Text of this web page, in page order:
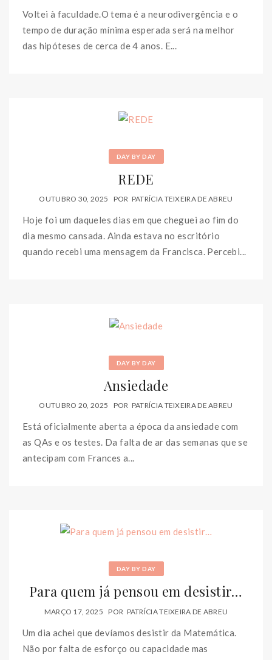
Voltei à faculdade.O tema é a neurodivergência e o
tempo de duração mínima esperada será na melhor
das hipóteses de cerca de 4 anos. E...
DAY BY DAY
REDE
OUTUBRO 30, 2025 POR PATRÍCIA TEIXEIRA DE ABREU
Hoje foi um daqueles dias em que cheguei ao fim do
dia mesmo cansada. Ainda estava no escritório
quando recebi uma mensagem da Francisca. Percebi...
DAY BY DAY
Ansiedade
OUTUBRO 20, 2025 POR PATRÍCIA TEIXEIRA DE ABREU
Está oficialmente aberta a época da ansiedade com
as QAs e os testes. Da falta de ar das semanas que se
antecipam com Frances a...
DAY BY DAY
Para quem já pensou em desistir…
MARÇO 17, 2025 POR PATRÍCIA TEIXEIRA DE ABREU
Um dia achei que devíamos desistir da Matemática.
Não por falta de esforço ou capacidade mas